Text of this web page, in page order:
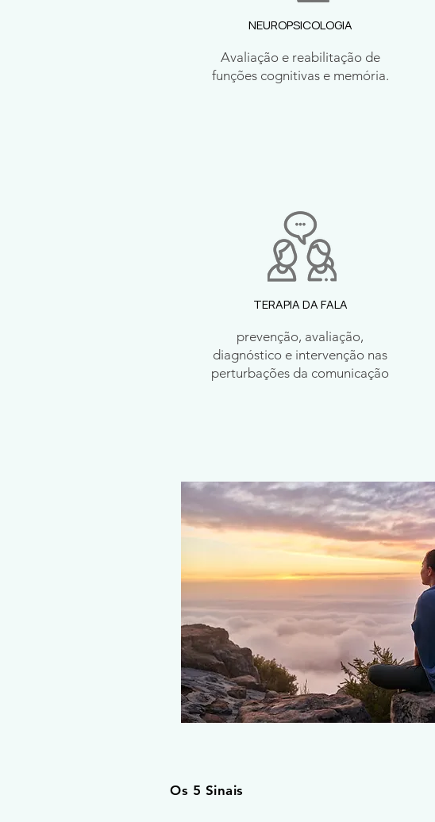
NEUROPSICOLOGIA
Avaliação e reabilitação de
funções cognitivas e memória.
TERAPIA DA FALA
prevenção, avaliação,
diagnóstico e intervenção nas
perturbações da comunicação
Os 5 Sinais